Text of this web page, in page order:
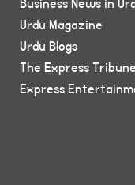
Business News in
Urdu Magazine
Urdu Blogs
The Express Tribune
Express